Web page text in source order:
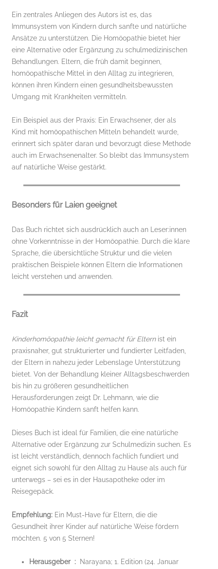
Ein zentrales Anliegen des Autors ist es, das
Immunsystem von Kindern durch sanfte und natürliche
Ansätze zu unterstützen. Die Homöopathie bietet hier
eine Alternative oder Ergänzung zu schulmedizinischen
Behandlungen. Eltern, die früh damit beginnen,
homöopathische Mittel in den Alltag zu integrieren,
können ihren Kindern einen gesundheitsbewussten
Umgang mit Krankheiten vermitteln.
Ein Beispiel aus der Praxis: Ein Erwachsener, der als
Kind mit homöopathischen Mitteln behandelt wurde,
erinnert sich später daran und bevorzugt diese Methode
auch im Erwachsenenalter. So bleibt das Immunsystem
auf natürliche Weise gestärkt.
Besonders für Laien geeignet
Das Buch richtet sich ausdrücklich auch an Leser:innen
ohne Vorkenntnisse in der Homöopathie. Durch die klare
Sprache, die übersichtliche Struktur und die vielen
praktischen Beispiele können Eltern die Informationen
leicht verstehen und anwenden.
Fazit
Kinderhomöopathie leicht gemacht für Elternist ein
praxisnaher, gut strukturierter und fundierter Leitfaden,
der Eltern in nahezu jeder Lebenslage Unterstützung
bietet. Von der Behandlung kleiner Alltagsbeschwerden
bis hin zu größeren gesundheitlichen
Herausforderungen zeigt Dr. Lehmann, wie die
Homöopathie Kindern sanft helfen kann.
Dieses Buch ist ideal für Familien, die eine natürliche
Alternative oder Ergänzung zur Schulmedizin suchen. Es
ist leicht verständlich, dennoch fachlich fundiert und
eignet sich sowohl für den Alltag zu Hause als auch für
unterwegs – sei es in der Hausapotheke oder im
Reisegepäck.
Empfehlung: Ein Must-Have für Eltern, die die
Gesundheit ihrer Kinder auf natürliche Weise fördern
möchten. 5 von 5 Sternen!
Herausgeber ‏ : ‎
Narayana; 1. Edition (24. Januar